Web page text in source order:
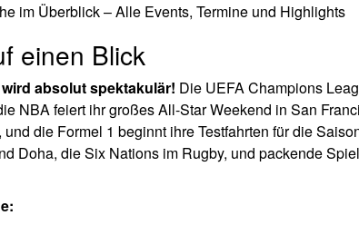
im Überblick – Alle Events, Termine und Highlights
einen Blick
absolut spektakulär! Die UEFA Champions
NBA feiert ihr großes All-Star Weekend in San
die Formel 1 beginnt ihre Testfahrten für die
Doha, die Six Nations im Rugby, und packende